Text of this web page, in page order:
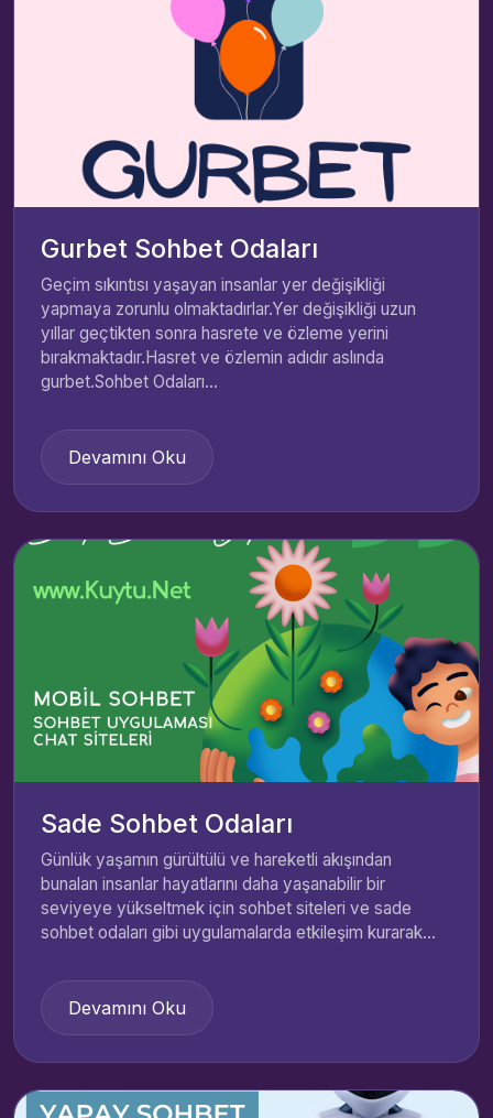
Gurbet Sohbet Odaları
Geçim sıkıntısı yaşayan insanlar yer değişikliği
yapmaya zorunlu olmaktadırlar.Yer değişikliği uzun
yıllar geçtikten sonra hasrete ve özleme yerini
bırakmaktadır.Hasret ve özlemin adıdır aslında
gurbet.Sohbet Odaları...
Devamını Oku
Sade Sohbet Odaları
Günlük yaşamın gürültülü ve hareketli akışından
bunalan insanlar hayatlarını daha yaşanabilir bir
seviyeye yükseltmek için sohbet siteleri ve sade
sohbet odaları gibi uygulamalarda etkileşim kurarak...
Devamını Oku